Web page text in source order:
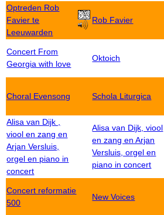
Optreden Rob
Favier te
Leeuwarden
Rob Favier
Concert From
Georgia with love
Oktoich
Choral Evensong Schola Liturgica
Alisa van Dijk ,
viool en zang en
Arjan Versluis,
orgel en piano in
concert
Alisa van Dijk, viool
en zang en Arjan
Versluis, orgel en
piano in concert
Concert reformatie
500
New Voices